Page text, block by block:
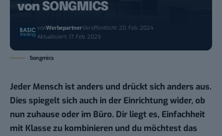
von SONGMICS
vonWerbepartnerVeröffentlicht: 20. Feb. 2024
Aktualisiert: 17. Feb. 2025
Songmics
Jeder Mensch ist anders und drückt sich anders aus.
Dies spiegelt sich auch in der Einrichtung wider, ob
nun zuhause oder im Büro. Dir liegt es, Einfachheit
mit Klasse zu kombinieren und du möchtest das